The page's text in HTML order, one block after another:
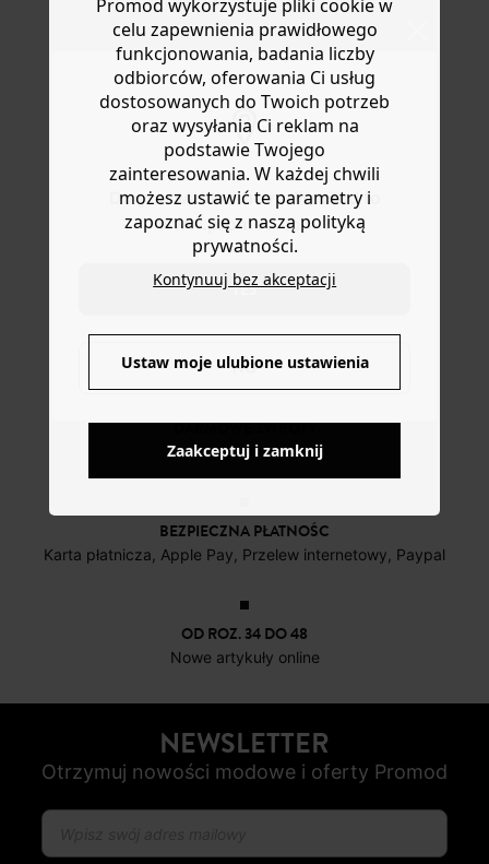
Do you want to be redirected to
www.promod.com ?
YES
NO
osadzone na przezroczystej gumce, łatwe do
zakładania. Świetny pomysł na prezent.
DARMOWE ZWROTY
do 30 dni
BEZPIECZNA PŁATNOŚC
Karta płatnicza, Apple Pay, Przelew internetowy, Paypal
OD ROZ. 34 DO 48
Nowe artykuły online
NEWSLETTER
Otrzymuj nowości modowe i oferty Promod
Promod wykorzystuje pliki cookie w
celu zapewnienia prawidłowego
funkcjonowania, badania liczby
odbiorców, oferowania Ci usług
dostosowanych do Twoich potrzeb
oraz wysyłania Ci reklam na
podstawie Twojego
zainteresowania. W każdej chwili
możesz ustawić te parametry i
zapoznać się z naszą polityką
prywatności.
Kontynuuj bez akceptacji
Ustaw moje ulubione ustawienia
Zaakceptuj i zamknij